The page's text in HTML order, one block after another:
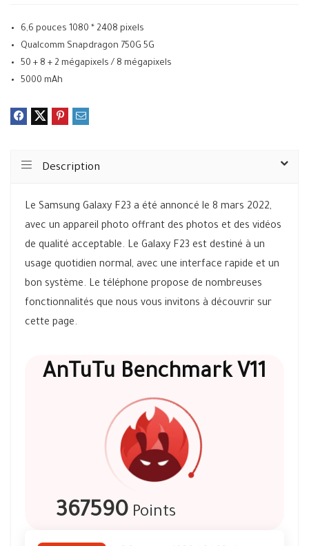
6,6 pouces 1080 * 2408 pixels
Qualcomm Snapdragon 750G 5G
50 + 8 + 2 mégapixels / 8 mégapixels
5000 mAh
Description
Le Samsung Galaxy F23 a été annoncé le 8 mars 2022,
avec un appareil photo offrant des photos et des vidéos
de qualité acceptable. Le Galaxy F23 est destiné à un
usage quotidien normal, avec une interface rapide et un
bon système. Le téléphone propose de nombreuses
fonctionnalités que nous vous invitons à découvrir sur
cette page.
AnTuTu Benchmark V11
367590 Points